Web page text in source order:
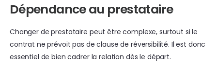
Dépendance au prestataire
Changer de prestataire peut être complexe, surtout si le
contrat ne prévoit pas de clause de réversibilité. Il est donc
essentiel de bien cadrer la relation dès le départ.